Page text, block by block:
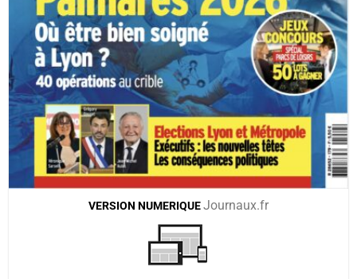
VERSION NUMERIQUEJournaux.fr